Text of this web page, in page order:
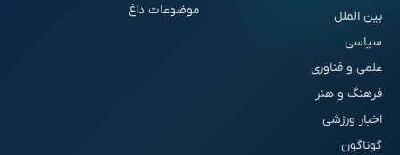
بین الملل
سیاسی
علمی و فناوری
فرهنگ و هنر
اخبار ورزشی
گوناگون
موضوعات داغ